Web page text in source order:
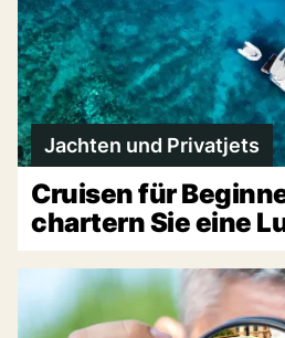
Jachten und Privatjets
Cruisen für
chartern Sie eine